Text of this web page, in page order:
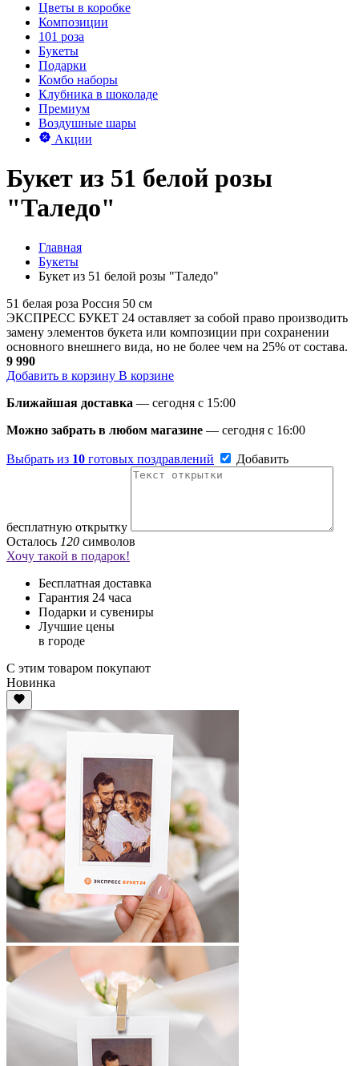
Цветы в коробке
Композиции
101 роза
Букеты
Подарки
Комбо наборы
Клубника в шоколаде
Премиум
Воздушные шары
Акции
Букет из 51 белой розы
"Таледо"
Главная
Букеты
Букет из 51 белой розы "Таледо"
51 белая роза Россия 50 см
ЭКСПРЕСС БУКЕТ 24 оставляет за собой право производить
замену элементов букета или композиции при сохранении
основного внешнего вида, но не более чем на 25% от состава.
9 990
Добавить в корзину В корзине
Ближайшая доставка — сегодня c 15:00
Можно забрать в любом магазине — сегодня c 16:00
Выбрать из 10 готовых поздравлений Добавить
бесплатную открытку
Осталось 120 символов
Хочу такой в подарок!
Бесплатная доставка
Гарантия 24 часа
Подарки и сувениры
Лучшие цены
в городе
С этим товаром покупают
Новинка